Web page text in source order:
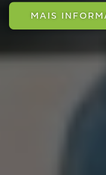
MAIS